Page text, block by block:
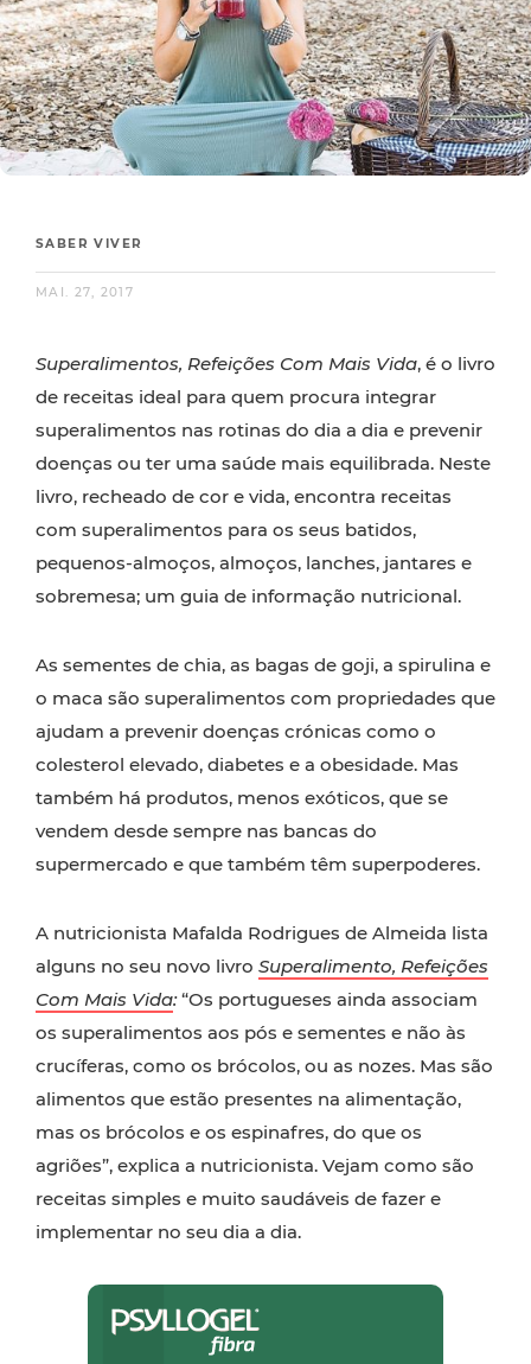
SABER VIVER
MAI. 27, 2017
Superalimentos, Refeições Com Mais Vida, é o livro
de receitas ideal para quem procura integrar
superalimentos nas rotinas do dia a dia e prevenir
doenças ou ter uma saúde mais equilibrada. Neste
livro, recheado de cor e vida, encontra receitas
com superalimentos para os seus batidos,
pequenos-almoços, almoços, lanches, jantares e
sobremesa; um guia de informação nutricional.
As sementes de chia, as bagas de goji, a spirulina e
o maca são superalimentos com propriedades que
ajudam a prevenir doenças crónicas como o
colesterol elevado, diabetes e a obesidade. Mas
também há produtos, menos exóticos, que se
vendem desde sempre nas bancas do
supermercado e que também têm superpoderes.
A nutricionista Mafalda Rodrigues de Almeida lista
alguns no seu novo livro Superalimento, Refeições
Com Mais Vida:“Os portugueses ainda associam
os superalimentos aos pós e sementes e não às
crucíferas, como os brócolos, ou as nozes. Mas são
alimentos que estão presentes na alimentação,
mas os brócolos e os espinafres, do que os
agriões”, explica a nutricionista. Vejam como são
receitas simples e muito saudáveis de fazer e
implementar no seu dia a dia.